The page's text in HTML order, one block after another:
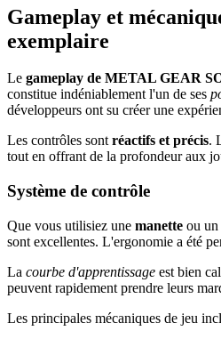
Gameplay et
exemplaire
Le gameplay de METAL GEAR
constitue indéniablement l'un de ses
développeurs ont su créer une
Les contrôles sontréactifs et précis.
tout en offrant de la profondeur aux
Système de contrôle
Que vous utilisiez une manette ou un
sont excellentes. L'ergonomie a été
La courbe d'apprentissage est bien
peuvent rapidement prendre leurs
Les principales mécaniques de jeu